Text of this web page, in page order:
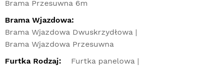
Brama Przesuwna 6m
Brama Wjazdowa:
Brama Wjazdowa Dwuskrzydłowa
Brama Wjazdowa Przesuwna
Furtka Rodzaj:
Furtka panelowa